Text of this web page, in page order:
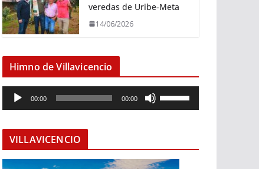
veredas de Uribe-Meta
14/06/2026
Himno de Villavicencio
e
o
00:00 00:00
i
z
VILLAVICENCIO